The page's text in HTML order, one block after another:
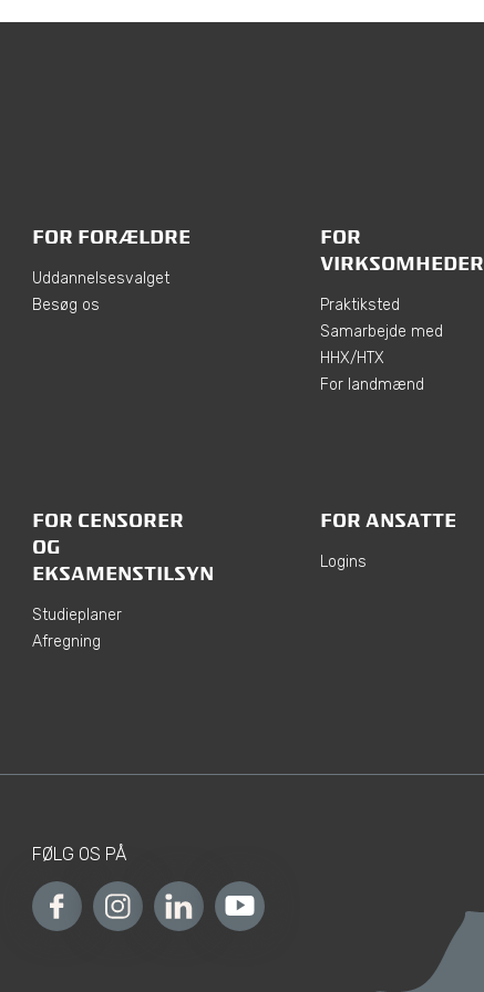
FOR FORÆLDRE
Uddannelsesvalget
Besøg os
FOR
VIRKSOMHEDER
Praktiksted
Samarbejde med
HHX/HTX
For landmænd
FOR CENSORER
OG
EKSAMENSTILSYN
Studieplaner
Afregning
FOR ANSATTE
Logins
FØLG OS PÅ